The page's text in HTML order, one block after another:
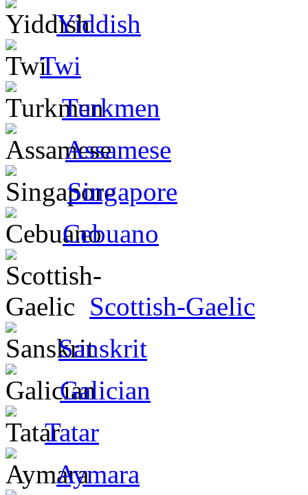
Yiddish
Twi
Turkmen
Assamese
Singapore
Cebuano
Scottish-Gaelic
Sanskrit
Galician
Tatar
Aymara